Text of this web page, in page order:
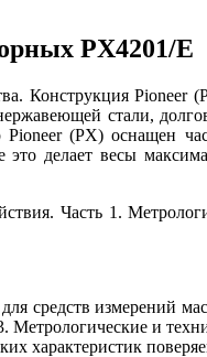
PX4201/E
Pioneer
стали,
(PX) оснащен
делает весы
Часть 1.
средств измерений
и
характеристик